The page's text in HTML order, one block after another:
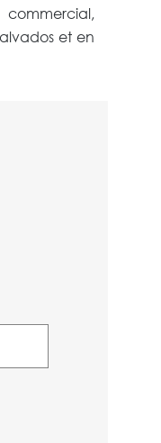
et en